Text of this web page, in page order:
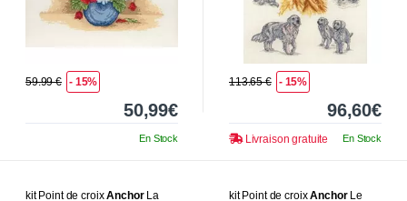
59.99 € - 15%
50,99€
En Stock
113.65 € - 15%
96,60€
Livraison gratuite En Stock
kit Point de croixAnchorLa
kit Point de croixAnchorLe